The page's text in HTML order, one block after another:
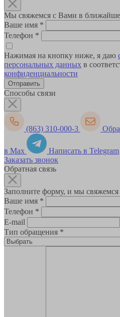
Мы свяжемся с Вами в
Ваше имя *
Телефон *
Нажимая на кнопку ниже, я даю
персональных данных в
конфиденциальности
Способы связи
(863) 310-000-3
в Max
Написать в Telegram
Заказать звонок
Обратная связь
Заполните форму, и мы
Ваше имя *
Телефон *
E-mail
Тип обращения *